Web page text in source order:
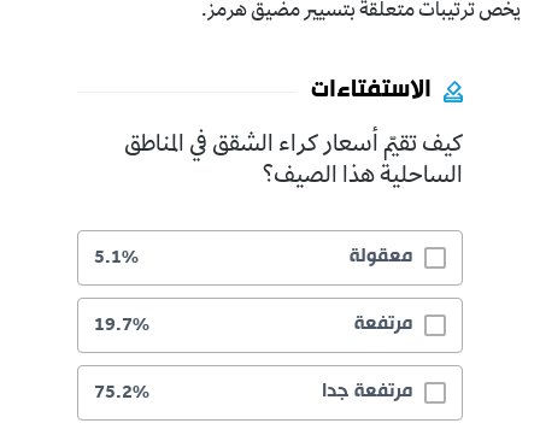
يخص ترتيبات متعلقة بتسيير مضيق هرمز.
الاستفتاءات
كيف تقيّم أسعار كراء الشقق في المناطق
الساحلية هذا الصيف؟
معقولة 5.1%
مرتفعة 19.7%
مرتفعة جدا 75.2%